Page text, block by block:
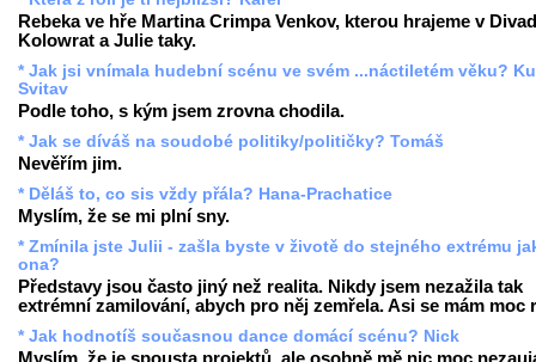
Rebeka ve hře Martina Crimpa Venkov, kterou hrajeme v
Kolowrat a Julie taky.
* Jak jsi vnímala hudební scénu ve svém ...náctiletém věku?
Svitav
Podle toho, s kým jsem zrovna chodila.
* Jak se díváš na soudobé politiky/političky? Tomáš
Nevěřím jim.
* Děláš to, co sis vždy přála? Hana-Prachatice
Myslím, že se mi plní sny.
* Zmínila jste Julii - zašla byste v životě do stejného extrému
ona?
Představy jsou často jiný než realita. Nikdy jsem nezažila tak
extrémní zamilování, abych pro něj zemřela. Asi se mám moc
* Jak hodnotíš současnou dance domácí scénu? Nick